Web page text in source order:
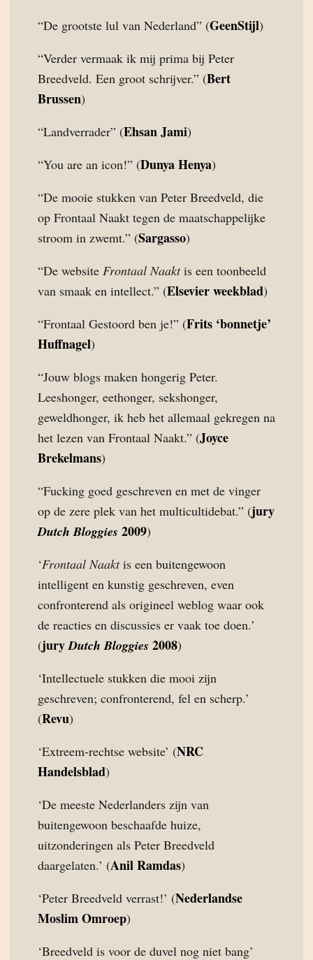
“De grootste lul van Nederland” (GeenStijl)
“Verder vermaak ik mij prima bij Peter
Breedveld. Een groot schrijver.” (Bert
Brussen)
“Landverrader” (Ehsan Jami)
“You are an icon!” (Dunya Henya)
“De mooie stukken van Peter Breedveld, die
op Frontaal Naakt tegen de maatschappelijke
stroom in zwemt.” (Sargasso)
“De website Frontaal Naaktis een toonbeeld
van smaak en intellect.” (Elsevier weekblad)
“Frontaal Gestoord ben je!” (Frits ‘bonnetje’
Huffnagel)
“Jouw blogs maken hongerig Peter.
Leeshonger, eethonger, sekshonger,
geweldhonger, ik heb het allemaal gekregen na
het lezen van Frontaal Naakt.” (Joyce
Brekelmans)
“Fucking goed geschreven en met de vinger
op de zere plek van het multicultidebat.” (jury
Dutch Bloggies 2009)
‘Frontaal Naaktis een buitengewoon
intelligent en kunstig geschreven, even
confronterend als origineel weblog waar ook
de reacties en discussies er vaak toe doen.’
(juryDutch Bloggies 2008)
‘Intellectuele stukken die mooi zijn
geschreven; confronterend, fel en scherp.’
(Revu)
‘Extreem-rechtse website’ (NRC
Handelsblad)
‘De meeste Nederlanders zijn van
buitengewoon beschaafde huize,
uitzonderingen als Peter Breedveld
daargelaten.’ (Anil Ramdas)
‘Peter Breedveld verrast!’ (Nederlandse
Moslim Omroep)
‘Breedveld is voor de duvel nog niet bang’